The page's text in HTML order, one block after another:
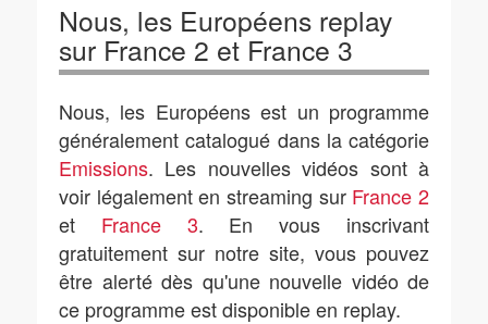
Nous, les Européens replay
sur France 2 et France 3
Nous, les Européens est un programme
généralement catalogué dans la catégorie
Emissions. Les nouvelles vidéos sont à
voir légalement en streaming sur France 2
et France 3. En vous inscrivant
gratuitement sur notre site, vous pouvez
être alerté dès qu'une nouvelle vidéo de
ce programme est disponible en replay.